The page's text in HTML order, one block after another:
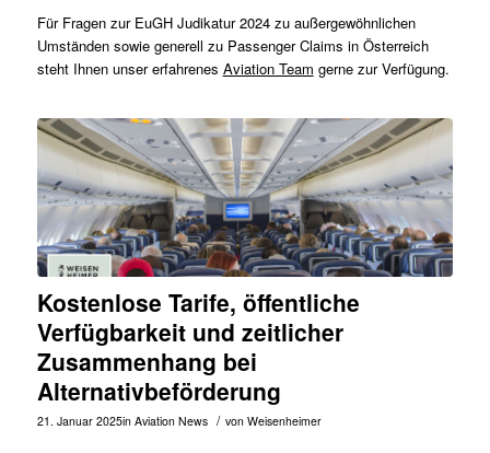
Für Fragen zur EuGH Judikatur 2024 zu außergewöhnlichen
Umständen sowie generell zu Passenger Claims in Österreich
steht Ihnen unser erfahrenes Aviation Team gerne zur Verfügung.
Kostenlose Tarife, öffentliche
Verfügbarkeit und zeitlicher
Zusammenhang bei
Alternativbeförderung
21. Januar 2025in Aviation News / von Weisenheimer